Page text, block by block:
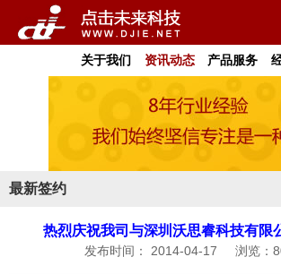
关于我们 资讯动态 产品服务
最新签约
热烈庆祝我司与深圳沃思睿科技有限
发布时间： 2014-04-17 浏览：